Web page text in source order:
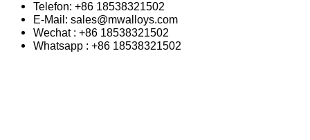
Telefon: +86 18538321502
E-Mail: sales@mwalloys.com
Wechat : +86 18538321502
Whatsapp : +86 18538321502